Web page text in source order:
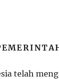
telah